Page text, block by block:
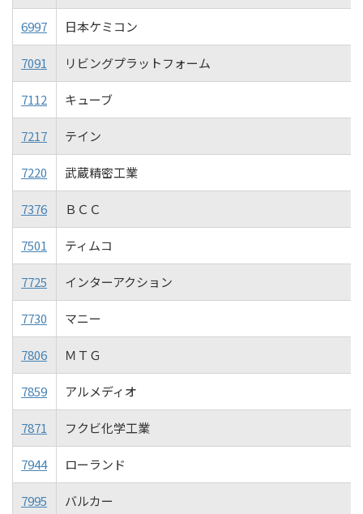
6997 日本ケミコン
7091 リビングプラットフォーム
7112 キューブ
7217 テイン
7220 武蔵精密工業
7376 ＢＣＣ
7501 ティムコ
7725 インターアクション
7730 マニー
7806 ＭＴＧ
7859 アルメディオ
7871 フクビ化学工業
7944 ローランド
7995 バルカー